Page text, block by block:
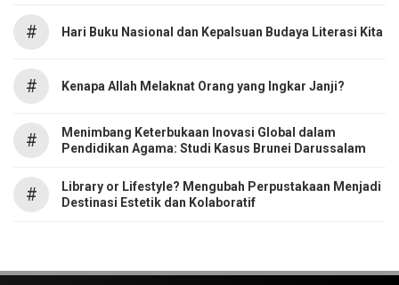
# Hari Buku Nasional dan Kepalsuan Budaya Literasi Kita
# Kenapa Allah Melaknat Orang yang Ingkar Janji?
#
Menimbang Keterbukaan Inovasi Global dalam
Pendidikan Agama: Studi Kasus Brunei Darussalam
#
Library or Lifestyle? Mengubah Perpustakaan Menjadi
Destinasi Estetik dan Kolaboratif